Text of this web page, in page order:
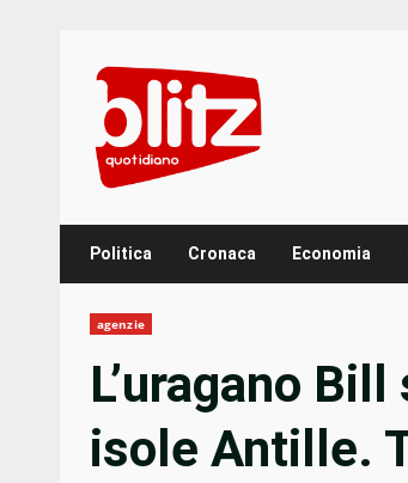
content
Politica Cronaca Economia
agenzie
L’uragano
isole Antille.